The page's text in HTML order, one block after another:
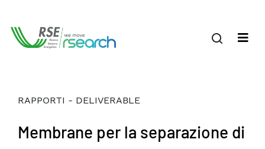
RAPPORTI - DELIVERABLE
Membrane per la separazione di